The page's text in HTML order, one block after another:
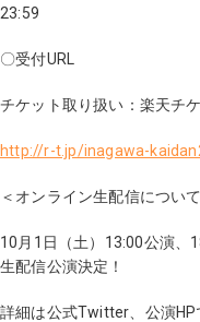
23:59
〇受付URL
チケット取り扱い：楽天チ
http://r-t.jp/inagawa-
＜オンライン生配信につい
10月1日（土）13:00公演、
生配信公演決定！
詳細は公式Twitter、公演HP